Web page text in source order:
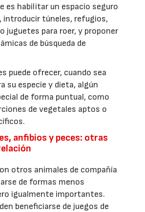
es habilitar un espacio seguro
introducir túneles, refugios,
juguetes para roer, y proponer
de búsqueda de
puede ofrecer, cuando sea
su especie y dieta, algún
de forma puntual, como
de vegetales aptos o
anfibios y peces: otras
otros animales de compañía
de formas menos
igualmente importantes.
beneficiarse de juegos de